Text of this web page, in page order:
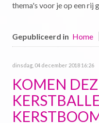
thema's voor je op een rij
Gepubliceerd in Home
dinsdag, 04 december 2018 16:26
KOMEN